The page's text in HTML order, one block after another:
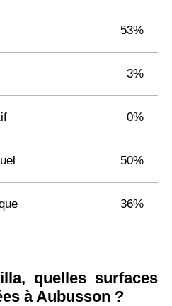
53%
3%
0%
50%
36%
quelles surfaces
à Aubusson ?